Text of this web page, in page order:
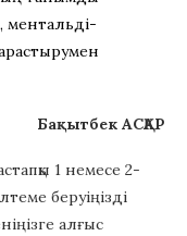
ментальді-
Бақытбек АСҚАР
1 немесе 2-
беруіңізді
алғыс